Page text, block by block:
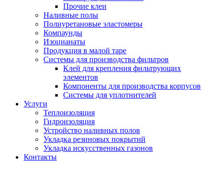
Прочие клеи
Наливные полы
Полиуретановые эластомеры
Компаунды
Изоцианаты
Продукция в малой таре
Системы для производства фильтров
Клей для крепления фильтрующих
элементов
Компоненты для производства корпусов
Системы для уплотнителей
Услуги
Теплоизоляция
Гидроизоляция
Устройство наливных полов
Укладка резиновых покрытий
Укладка искусственных газонов
Контакты